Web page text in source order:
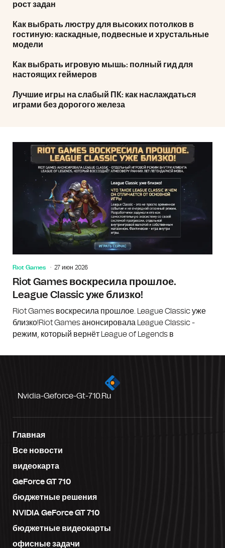
рост задан
Как выбрать люстру для высоких потолков в
гостиную: каскадные, подвесные и хрустальные
модели
Как выбрать игровую мышь: полный гид для
настоящих геймеров
Лучшие игры на слабый ПК: как наслаждаться
играми без дорогого железа
Riot Games 27 июн 2026
Riot Games воскресила прошлое.
League Classic уже близко!
Riot Games воскресила прошлое. League Classic уже
близко!Riot Games анонсировала League Classic -
режим, который вернёт League of Legends в
Nvidia-Geforce-Gt-710.ru
Главная
Все новости
видеокарта
GeForce GT 710
бюджетные решения
NVIDIA GeForce GT 710
бюджетные видеокарты
офисные задачи